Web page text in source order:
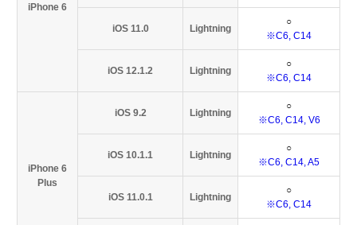
iPhone 6
iOS 11.0 Lightning
○
※C6, C14
iOS 12.1.2 Lightning
○
※C6, C14
iPhone 6
Plus
iOS 9.2 Lightning
○
※C6, C14, V6
iOS 10.1.1 Lightning
○
※C6, C14, A5
iOS 11.0.1 Lightning
○
※C6, C14